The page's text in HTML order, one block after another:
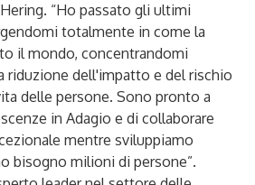
“Ho passato gli ultimi
totalmente in come la
il mondo, concentrandomi
riduzione dell'impatto e del rischio
delle persone. Sono pronto a
in Adagio e di collaborare
mentre sviluppiamo
bisogno milioni di persone”.